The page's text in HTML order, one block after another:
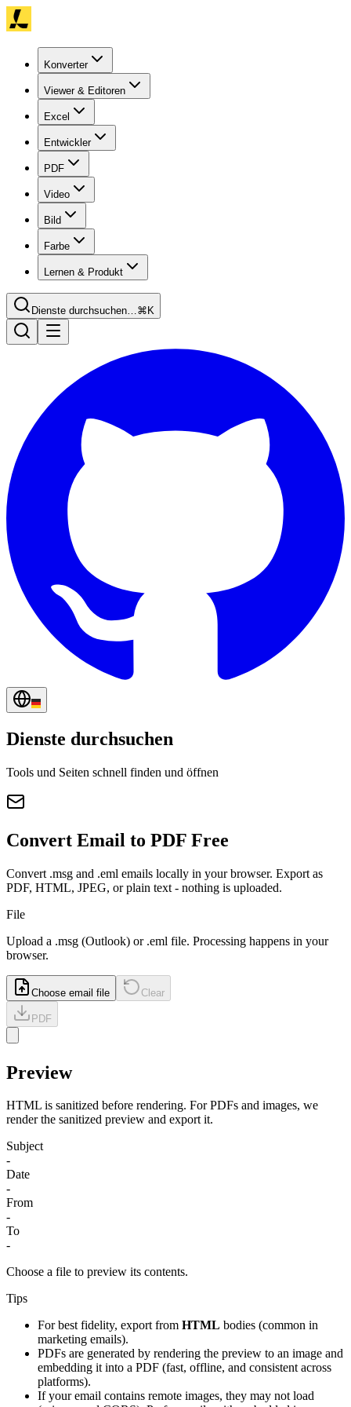
Konverter
Viewer & Editoren
Excel
Entwickler
PDF
Video
Bild
Farbe
Lernen & Produkt
Dienste durchsuchen…⌘K
Dienste durchsuchen
Tools und Seiten schnell finden und öffnen
Convert Email to PDF Free
Convert .msg and .eml emails locally in your browser. Export as
PDF, HTML, JPEG, or plain text - nothing is uploaded.
File
Upload a .msg (Outlook) or .eml file. Processing happens in your
browser.
Choose email file Clear
PDF
Preview
HTML is sanitized before rendering. For PDFs and images, we
render the sanitized preview and export it.
Subject
-
Date
-
From
-
To
-
Choose a file to preview its contents.
Tips
For best fidelity, export from HTML bodies (common in
marketing emails).
PDFs are generated by rendering the preview to an image and
embedding it into a PDF (fast, offline, and consistent across
platforms).
If your email contains remote images, they may not load